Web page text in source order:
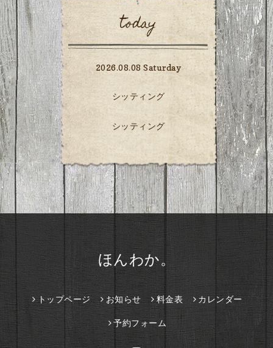
today
2026.08.08 Saturday
シッティング
シッティング
ほんわか。
トップページ お知らせ 料金表 カレンダー
予約フォーム